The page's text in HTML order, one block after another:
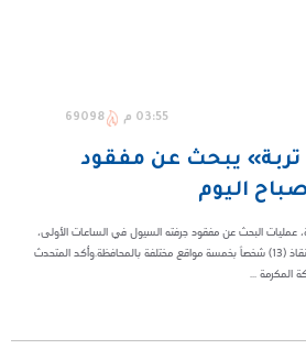
03:55 م 69098
تربة» يبحث عن مفقود
اليوم
عمليات البحث عن مفقود جرفته السيول في الساعات الأولى،
صباح اليوم، فيما تمكن الفرق من إنقاذ (13) شخصاً بخمسة مواقع مختلفة بالمحافظة.وأكد المتحدث
...